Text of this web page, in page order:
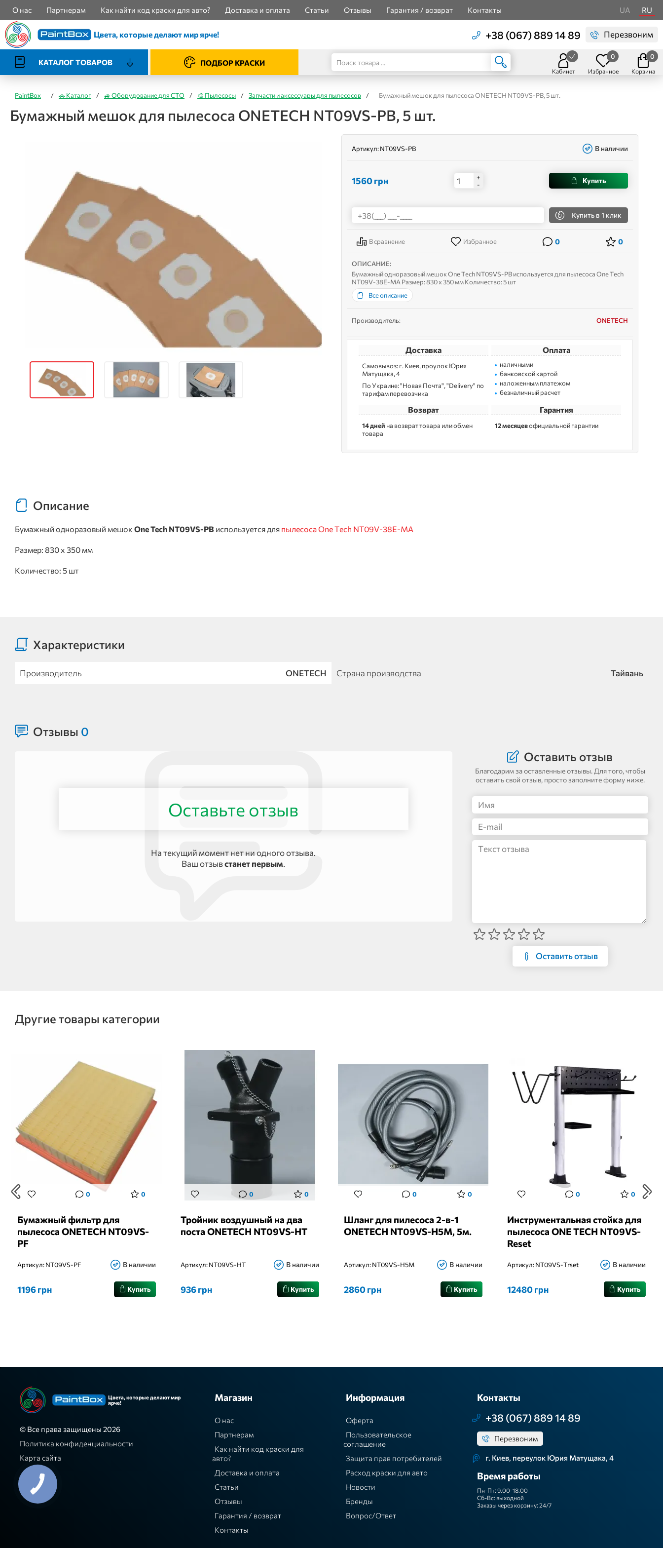
О нас Партнерам Как найти код краски для авто? Доставка и оплата Статьи Отзывы Гарантия / возврат Контакты UA RU
Цвета, которые делают мир ярче! +38 (067) 889 14 89 Перезвоним
КАТАЛОГ ТОВАРОВ ПОДБОР КРАСКИ
Кабинет Избранное
0
Корзина
0
PaintBox / 🚗 Каталог / 🚙 Оборудование для СТО / 🎨 Пылесосы / Запчасти и аксессуары для пылесосов / Бумажный мешок для пылесоса ONETECH NT09VS-PB, 5 шт.
Бумажный мешок для пылесоса ONETECH NT09VS-PB, 5 шт.
Артикул:NT09VS-PB В наличии
1560грн
+
-
Купить
Купить в 1 клик
В сравнение Избранное 0 0
ОПИСАНИЕ:
Бумажный одноразовый мешок One Tech NT09VS-PB используется для пылесоса One Tech
NT09V-38E-MA Размер: 830 x 350 мм Количество: 5 шт
Все описание
Производитель: ONETECH
Доставка
Самовывоз: г. Kиев, пpoулoк Юрия
Матущака, 4
По Украине: "Новая Почта", "Delivery" по
тарифам перевозчика
Оплата
наличными
банковской картой
наложенным платежом
безналичный расчет
Возврат
14 дней на возврат товара или обмен
товара
Гарантия
12 месяцевофициальной гарантии
Описание
Бумажный одноразовый мешок One Tech NT09VS-PB используется для пылесоса One Tech NT09V-38E-MA
Размер: 830 x 350 мм
Количество: 5 шт
Характеристики
Производитель ONETECH Страна производства Тайвань
Отзывы 0
Оставьте отзыв
На текущий момент нет ни одного отзыва.
Ваш отзывстанет первым.
Оставить отзыв
Благодарим за оставленные отзывы. Для того, чтобы
оставить свой отзыв, просто заполните форму ниже.
Оставить отзыв
Другие товары категории
0 0
Бумажный фильтр для
пылесоса ONETECH NT09VS-
PF
Артикул:NT09VS-PF В наличии
1196 грн Купить
0 0
Тройник воздушный на два
поста ONETECH NT09VS-HT
Артикул:NT09VS-HT В наличии
936 грн Купить
0 0
Шланг для пилесоса 2-в-1
ONETECH NT09VS-H5M, 5м.
Артикул:NT09VS-H5M В наличии
2860 грн Купить
0 0
Инструментальная стойка для
пылесоса ONE TECH NT09VS-
Reset
Артикул:NT09VS-Trset В наличии
12480 грн Купить
Цвета, которые делают мир
ярче!
© Все права защищены 2026
Политика конфиденциальности
Карта сайта
Магазин
О нас
Партнерам
Как найти код краски для
авто?
Доставка и оплата
Статьи
Отзывы
Гарантия / возврат
Контакты
Информация
Оферта
Пользовательское
соглашение
Защита прав потребителей
Расход краски для авто
Новости
Бренды
Вопрос/Ответ
Контакты
+38 (067) 889 14 89
Перезвоним
г. Киев, переулок Юрия Матущака, 4
Время работы
Пн-Пт: 9.00-18.00
Сб-Вс: выходной
Заказы через корзину: 24/7